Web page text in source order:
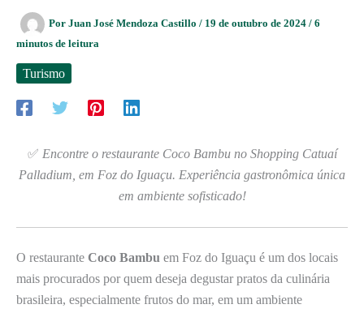
Por Juan José Mendoza Castillo / 19 de outubro de 2024 / 6
minutos de leitura
Turismo
✅ Encontre o restaurante Coco Bambu no Shopping Catuaí
Palladium, em Foz do Iguaçu. Experiência gastronômica única
em ambiente sofisticado!
O restaurante Coco Bambu em Foz do Iguaçu é um dos locais
mais procurados por quem deseja degustar pratos da culinária
brasileira, especialmente frutos do mar, em um ambiente